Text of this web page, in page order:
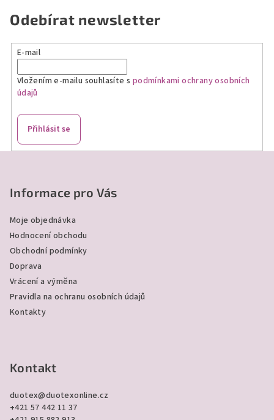
Odebírat newsletter
E-mail
Vložením e-mailu souhlasíte s podmínkami ochrany osobních
údajů
Přihlásit se
Informace pro Vás
Moje objednávka
Hodnocení obchodu
Obchodní podmínky
Doprava
Vrácení a výměna
Pravidla na ochranu osobních údajů
Kontakty
Kontakt
duotex@duotexonline.cz
+421 57 442 11 37